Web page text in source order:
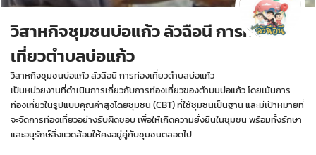
วิสาหกิจชุมชนบ่อแก้ว ลัวฉือนี การท่อง
เที่ยวตำบลบ่อแก้ว
วิสาหกิจชุมชนบ่อแก้ว ลัวฉือนี การท่องเที่ยวตำบลบ่อแก้ว
เป็นหน่วยงานที่ดำเนินการเกี่ยวกับการท่องเที่ยวของตำบนบ่อแก้ว โดยเน้นการ
ท่องเที่ยวในรูปแบบคุณค่าสูงโดยชุมชน (CBT) ที่ใช้ชุมชนเป็นฐาน และมีเป้าหมายที่
จะจัดการท่องเที่ยวอย่างรับผิดชอบ เพื่อให้เกิดความยั่งยืนในชุมชน พร้อมทั้งรักษา
และอนุรักษ์สิ่งแวดล้อมให้คงอยู่คู่กับชุมชนตลอดไป